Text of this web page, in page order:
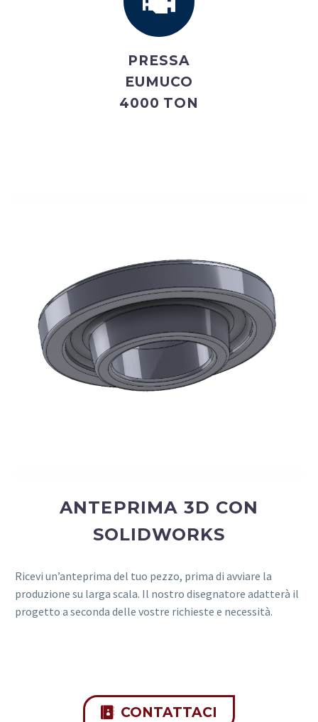
PRESSA
EUMUCO
4000 TON
ANTEPRIMA 3D CON
SOLIDWORKS
Ricevi un’anteprima del tuo pezzo, prima di avviare la
produzione su larga scala. Il nostro disegnatore adatterà il
progetto a seconda delle vostre richieste e necessità.
CONTATTACI